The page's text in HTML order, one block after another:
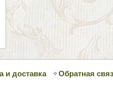
и доставка
Обратная